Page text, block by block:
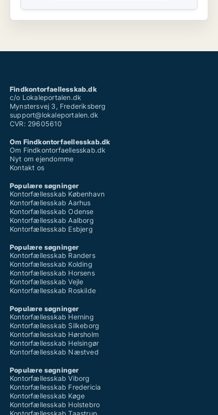
Findkontorfaellesskab.dk
c/o Lokaleportalen.dk
Mynstersvej 3, Frederiksberg
support@lokaleportalen.dk
CVR: 29605610
Om Findkontorfaellesskab.dk
Om Findkontorfaellesskab.dk
Nyt om ejendomme
Kontakt os
Populære søgninger
Kontorfællesskab København
Kontorfællesskab Aarhus
Kontorfællesskab Odense
Kontorfællesskab Aalborg
Kontorfællesskab Esbjerg
Populære søgninger
Kontorfællesskab Randers
Kontorfællesskab Kolding
Kontorfællesskab Horsens
Kontorfællesskab Vejle
Kontorfællesskab Roskilde
Populære søgninger
Kontorfællesskab Herning
Kontorfællesskab Silkeborg
Kontorfællesskab Hørsholm
Kontorfællesskab Helsingør
Kontorfællesskab Næstved
Populære søgninger
Kontorfællesskab Viborg
Kontorfællesskab Fredericia
Kontorfællesskab Køge
Kontorfællesskab Holstebro
Kontorfællesskab Taastrup